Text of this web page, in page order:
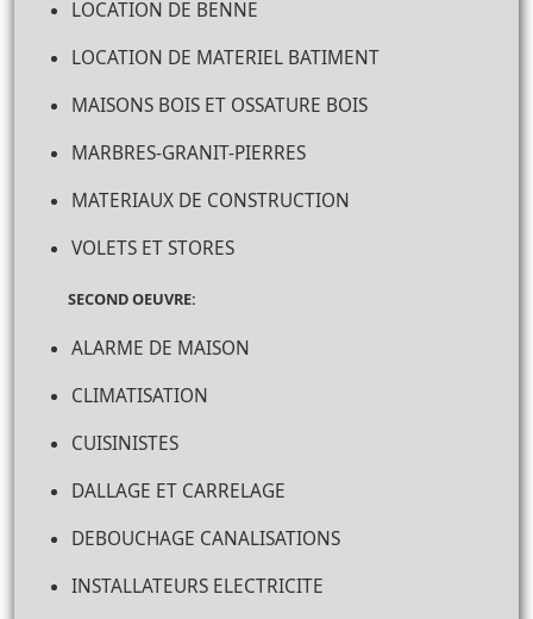
LOCATION DE BENNE
LOCATION DE MATERIEL BATIMENT
MAISONS BOIS ET OSSATURE BOIS
MARBRES-GRANIT-PIERRES
MATERIAUX DE CONSTRUCTION
VOLETS ET STORES
SECOND OEUVRE:
ALARME DE MAISON
CLIMATISATION
CUISINISTES
DALLAGE ET CARRELAGE
DEBOUCHAGE CANALISATIONS
INSTALLATEURS ELECTRICITE